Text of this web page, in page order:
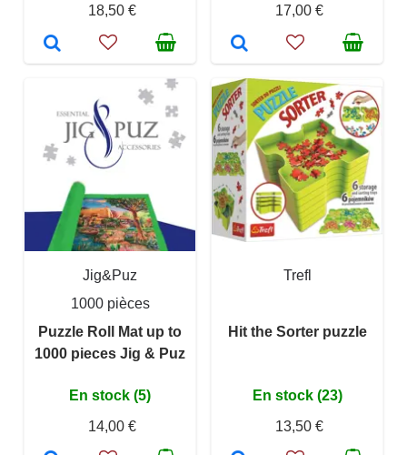
18,50 €
17,00 €
Jig&Puz
1000 pièces
Puzzle Roll Mat up to
1000 pieces Jig & Puz
En stock (5)
14,00 €
Trefl
Hit the Sorter puzzle
En stock (23)
13,50 €